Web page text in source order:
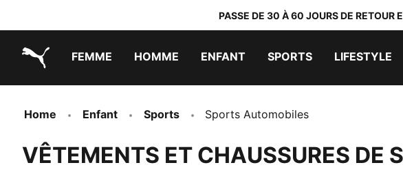
PASSE DE 30 À 60 JOURS DE RETOUR
FEMME HOMME ENFANT SPORTS LIFESTYLE
Home Enfant Sports Sports Automobiles
VÊTEMENTS ET CHAUSSURES DE